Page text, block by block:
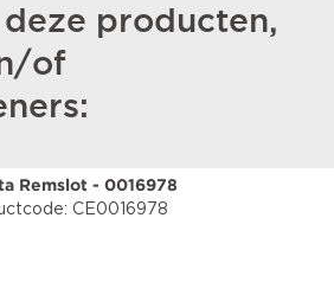
producten,
of
Remslot - 0016978
CE0016978